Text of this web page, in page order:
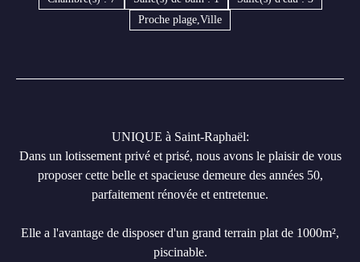
Proche plage,Ville
UNIQUE à Saint-Raphaël:
Dans un lotissement privé et prisé, nous avons le plaisir de vous
proposer cette belle et spacieuse demeure des années 50,
parfaitement rénovée et entretenue.
Elle a l'avantage de disposer d'un grand terrain plat de 1000m²,
piscinable.